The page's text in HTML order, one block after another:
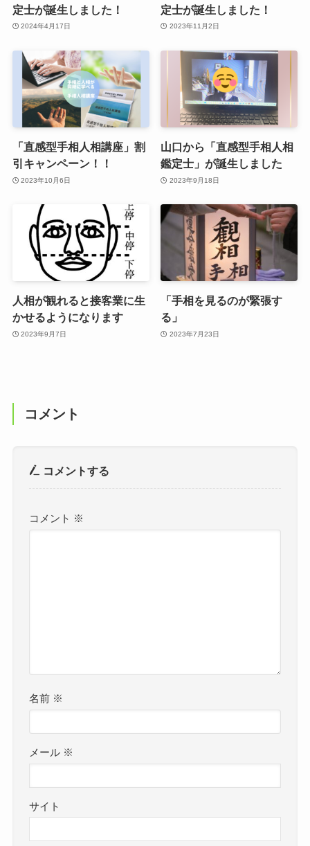
定士が誕生しました！
2024年4月17日
定士が誕生しました！
2023年11月2日
「直感型手相人相講座」割
引キャンペーン！！
2023年10月6日
山口から「直感型手相人相
鑑定士」が誕生しました
2023年9月18日
人相が観れると接客業に生
かせるようになります
2023年9月7日
「手相を見るのが緊張す
る」
2023年7月23日
コメント
コメントする
コメント ※
名前 ※
メール ※
サイト